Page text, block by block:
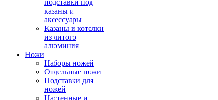
подставки под
казаны и
аксессуары
Казаны и котелки
из литого
алюминия
Ножи
Наборы ножей
Отдельные ножи
Подставки для
ножей
Настенные и